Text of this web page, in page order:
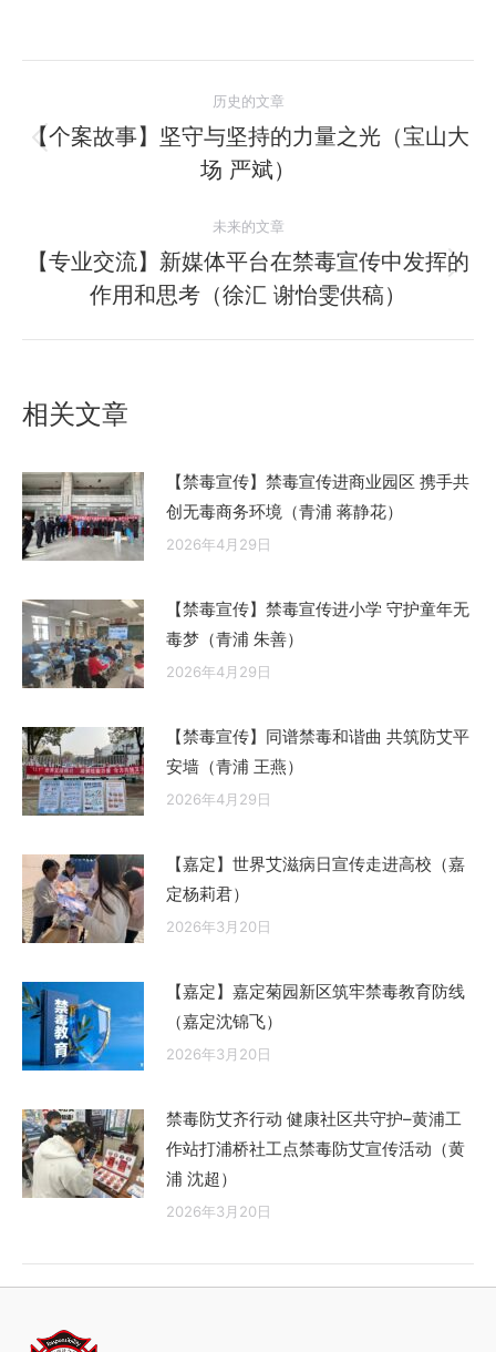
章
历史的文章
历
史
章：
【个案故事】坚守与坚持的力量之光（宝山大
场 严斌）
未来的文章
未
来
的
【专业交流】新媒体平台在禁毒宣传中发挥的
作用和思考（徐汇 谢怡雯供稿）
相关文章
【禁毒宣传】禁毒宣传进商业园区 携手共
创无毒商务环境（青浦 蒋静花）
2026年4月29日
【禁毒宣传】禁毒宣传进小学 守护童年无
毒梦（青浦 朱善）
2026年4月29日
【禁毒宣传】同谱禁毒和谐曲 共筑防艾平
安墙（青浦 王燕）
2026年4月29日
【嘉定】世界艾滋病日宣传走进高校（嘉
定杨莉君）
2026年3月20日
【嘉定】嘉定菊园新区筑牢禁毒教育防线
（嘉定沈锦飞）
2026年3月20日
禁毒防艾齐行动 健康社区共守护–黄浦工
作站打浦桥社工点禁毒防艾宣传活动（黄
浦 沈超）
2026年3月20日